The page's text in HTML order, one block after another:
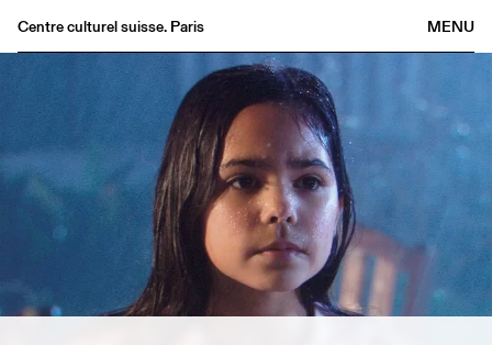
MENU
Centre culturel suisse. Paris
Buvette
Archives
Médiathèque
FR/EN